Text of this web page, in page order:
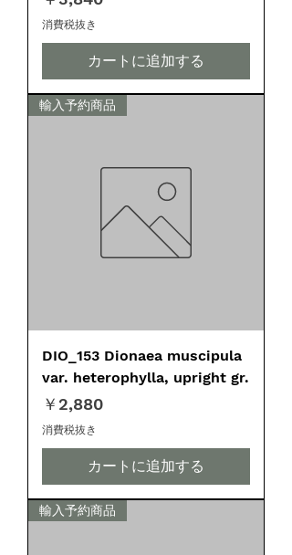
消費税抜き
カートに追加する
輸入予約商品
DIO_153 Dionaea muscipula
var. heterophylla, upright gr.
価格
￥2,880
消費税抜き
カートに追加する
輸入予約商品